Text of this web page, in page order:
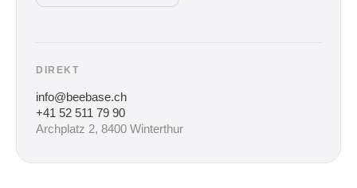
DIREKT
info@beebase.ch
+41 52 511 79 90
Archplatz 2, 8400 Winterthur